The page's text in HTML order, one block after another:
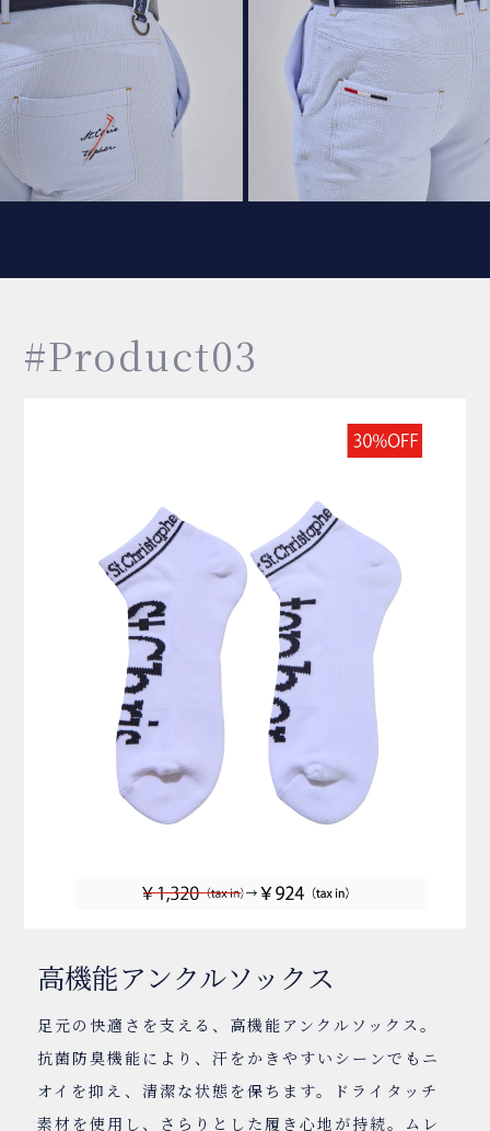
#Product03
高機能アンクルソックス
足元の快適さを支える、高機能アンクルソックス。
抗菌防臭機能により、汗をかきやすいシーンでもニ
オイを抑え、清潔な状態を保ちます。ドライタッチ
素材を使用し、さらりとした履き心地が持続。ムレ